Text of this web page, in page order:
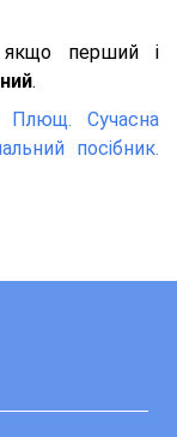
якщо перший і
.
Плющ. Сучасна
посібник.